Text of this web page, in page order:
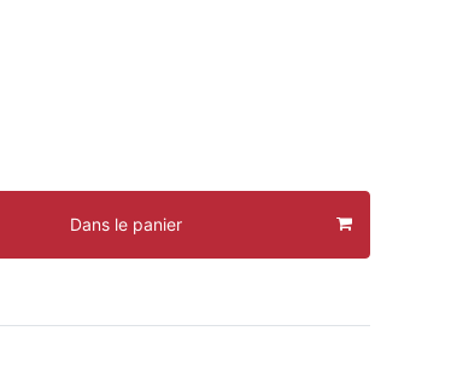
Dans le panier